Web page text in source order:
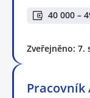
40 000 –
Zveřejněno: 7.
Pracovník